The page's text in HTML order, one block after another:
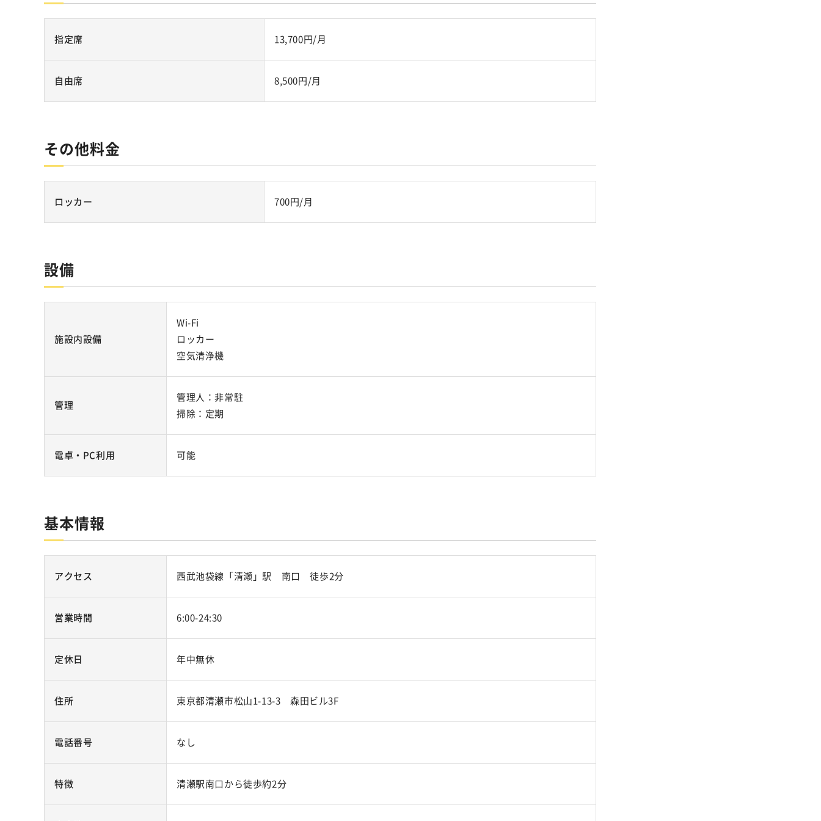
指定席 13,700円/月
自由席 8,500円/月
その他料金
ロッカー 700円/月
設備
施設内設備
Wi-Fi
ロッカー
空気清浄機
管理
管理人：非常駐
掃除：定期
電卓・PC利用 可能
基本情報
アクセス 西武池袋線「清瀬」駅 南口 徒歩2分
営業時間 6:00-24:30
定休日 年中無休
住所 東京都清瀬市松山1-13-3 森田ビル3F
電話番号 なし
特徴 清瀬駅南口から徒歩約2分